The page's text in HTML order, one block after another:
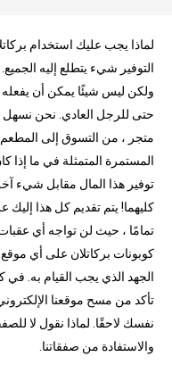
لماذا يجب عليك استخدام
التوفير شيء يتطلع إليه
ولكن ليس شيئًا يمكن أن يفعله
حتى للرجل العادي. نحن نسهل
متجر ، من التسوق إلى
المستمرة المتمثلة في ما
توفير هذا المال مقابل شيء
كليهما! يتم تقديم كل هذا إليك
تمامًا ، حيث لن تواجه أي
كوبونات بركاتلان على أي
الجهد الذي يجب القيام به. في
تأكد من مسح موقعنا
نفسك لاحقًا. لماذا نقول لا
والاستفادة من صفقاتنا.